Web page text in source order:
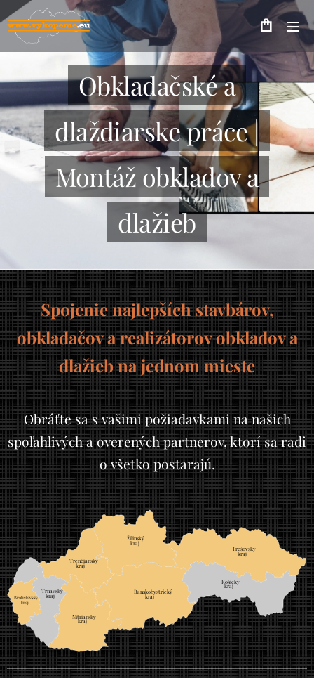
Obkladačské a
dlaždiarske práce |
Montáž obkladov a
dlažieb
Spojenie najlepších stavbárov,
obkladačov a realizátorov obkladov a
dlažieb na jednom mieste
Obráťte sa s vašimi požiadavkami na našich
spoľahlivých a overených partnerov, ktorí sa radi
o všetko postarajú.
Bratislavský
kraj
Trnavský
kraj
Nitriansky
kraj
Trenčiansky
kraj
Banskobystrický
kraj
Košický
kraj
Prešovský
kraj
Žilinský
kraj